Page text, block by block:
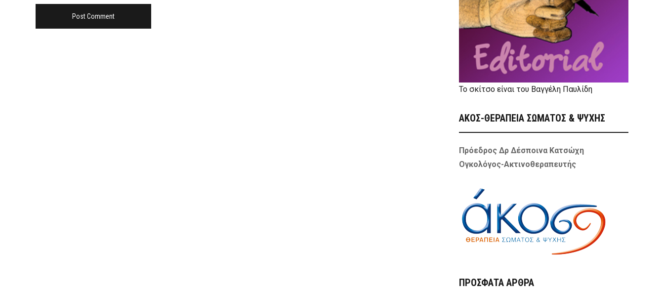
Το σκίτσο είναι του Βαγγέλη Παυλίδη
ΑΚΟΣ-ΘΕΡΑΠΕΙΑ ΣΩΜΑΤΟΣ & ΨΥΧΗΣ
Πρόεδρος Δρ Δέσποινα Κατσώχη
Ογκολόγος-Ακτινοθεραπευτής
ΠΡΌΣΦΑΤΑ ΆΡΘΡΑ